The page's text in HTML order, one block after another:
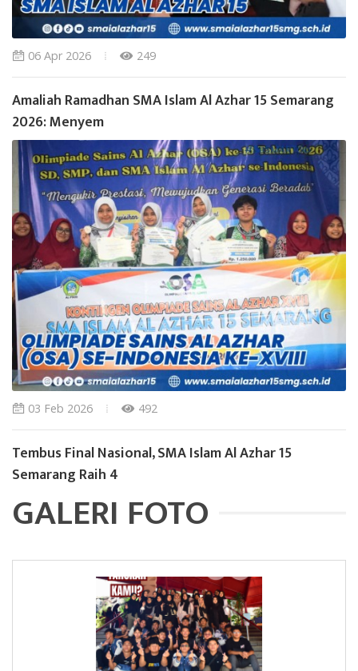
06 Apr 2026 249
Amaliah Ramadhan SMA Islam Al Azhar 15 Semarang
2026: Menyem
03 Feb 2026 492
Tembus Final Nasional, SMA Islam Al Azhar 15
Semarang Raih 4
GALERI FOTO